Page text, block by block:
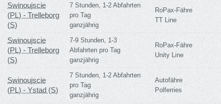
Swinoujscie
(PL) - Trelleborg
(S)
7 Stunden, 1-2 Abfahrten
pro Tag
ganzjährig
RoPax-Fähre
TT Line
Swinoujscie
(PL) - Trelleborg
(S)
7-9 Stunden, 1-3
Abfahrten pro Tag
ganzjährig
RoPax-Fähre
Unity Line
Swinoujscie
(PL) - Ystad (S)
7 Stunden, 1-2 Abfahrten
pro Tag
ganzjährig
Autofähre
Polferries